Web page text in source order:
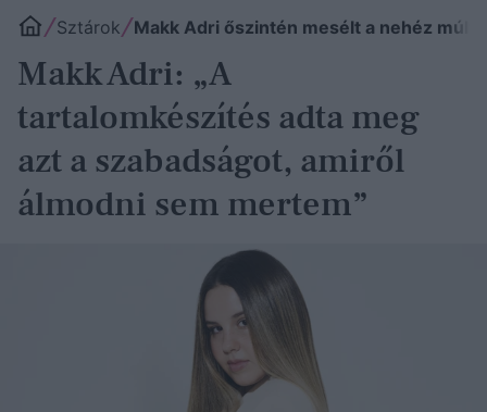
Sztárok Makk Adri őszintén mesélt a nehéz
Makk Adri: „A
tartalomkészítés adta meg
azt a szabadságot, amiről
álmodni sem mertem”